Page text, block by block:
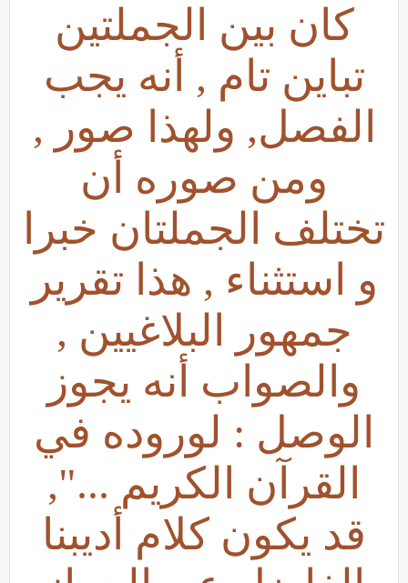
كان بين الجملتين
تباين تام , أنه يجب
الفصل, ولهذا صور ,
ومن صوره أن
تختلف الجملتان خبرا
و استثناء , هذا تقرير
جمهور البلاغيين ,
والصواب أنه يجوز
الوصل : لوروده في
القرآن الكريم ...",
قد يكون كلام أديبنا